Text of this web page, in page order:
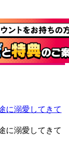
に溺愛してきて
に溺愛してきて